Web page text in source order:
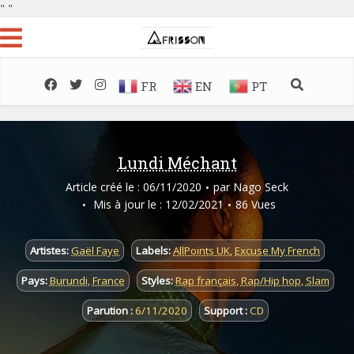
" "
FR EN PT
Lundi Méchant
Article créé le : 06/11/2020 par Nago Seck
Mis à jour le : 12/02/2021
86 Vues
Artistes:Gaël Faye Labels:AllPoints UK,Excuse My French
Pays:Burundi,France Styles:Rap français,Rap/Hip hop, Slam
Parution :6/11/2020 Support :CD